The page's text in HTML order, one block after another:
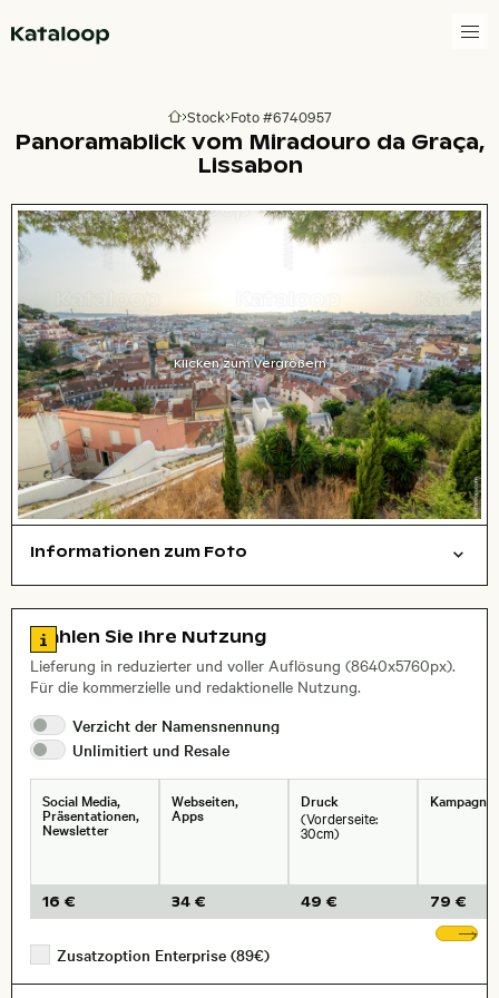
Zur Homepage
Stock Foto #6740957
Panoramablick vom Miradouro da Graça,
Lissabon
Klicken zum Vergrößern
Informationen zum Foto
, Objektiv
Zu den Lizenzinformationen springen
Wählen Sie Ihre Nutzung
Lieferung in reduzierter und voller Auflösung (8640x5760px).
Für die kommerzielle und redaktionelle Nutzung.
Verzicht der Namensnennung
Unlimitiert und Resale
Social Media,
Präsentationen,
Newsletter
16 €
Webseiten,
Apps
34 €
Druck
(Vorderseite:
30cm)
49 € 79 €
Zusatzoption Enterprise (89€)